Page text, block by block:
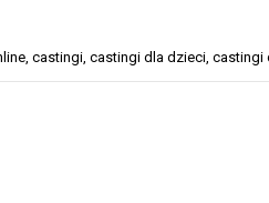
castingi castingi dla dzieci castingi